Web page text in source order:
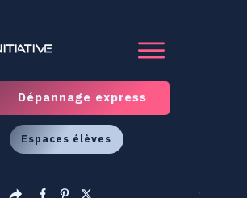
Dépannage express
Espaces élèves